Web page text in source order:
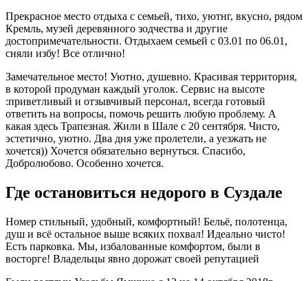
Прекрасное место отдыха с семьей, тихо, уютнг, вкусно, рядом
Кремль, музей деревянного зодчества и другие
достопримечательности. Отдыхаем семьей с 03.01 по 06.01,
сняли избу! Все отлично!
Замечательное место! Уютно, душевно. Красивая территория,
в которой продуман каждый уголок. Сервис на высоте
:приветливый и отзывчивый персонал, всегда готовый
ответить на вопросы, помочь решить любую проблему. А
какая здесь Трапезная. Жили в Шале с 20 сентября. Чисто,
эстетично, уютно. Два дня уже пролетели, а уезжать не
хочется)) Хочется обязательно вернуться. Спасибо,
Добролюбово. Особенно хочется.
Где остановиться недорого в Суздале
Номер стильный, удобный, комфортный! Бельё, полотенца,
душ и всё остальное выше всяких похвал! Идеально чисто!
Есть парковка. Мы, избалованные комфортом, были в
восторге! Владельцы явно дорожат своей репутацией